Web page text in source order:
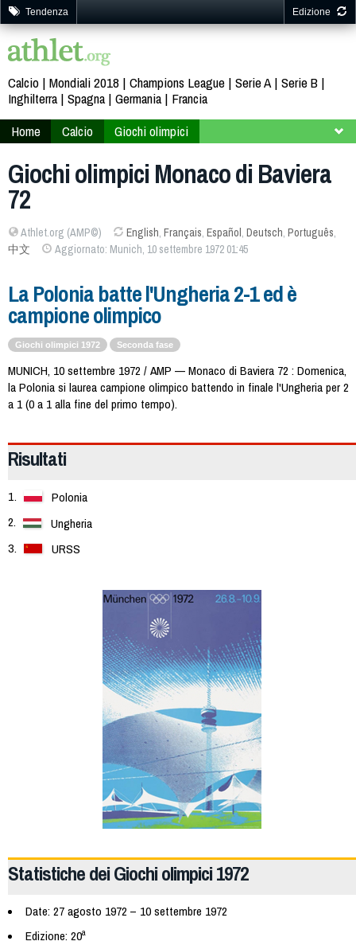
Tendenza Edizione
Calcio Mondiali 2018 Champions League Serie A Serie B
Inghilterra Spagna Germania
Francia
Home
Calcio
Giochi olimpici
Giochi olimpici Monaco di Baviera
72
Athlet.org (AMP©) English, Français, Español, Deutsch, Português,
中文
Aggiornato: Munich, 10 settembre 1972 01:45
Statistiche dei Giochi olimpici 1972
Date: 27 agosto 1972 – 10 settembre 1972
Edizione: 20ª
La Polonia batte l'Ungheria 2-1 ed è
campione olimpico
Giochi olimpici 1972 Seconda fase
MUNICH, 10 settembre 1972 / AMP — Monaco di Baviera 72 : Domenica,
la Polonia si laurea campione olimpico battendo in finale l'Ungheria per 2
a 1 (0 a 1 alla fine del primo tempo).
Risultati
Polonia
Ungheria
URSS